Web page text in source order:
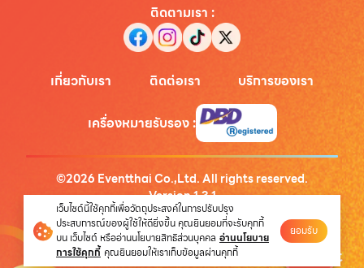
ติดตามเรา :
เกี่ยวกับเรา ติดต่อเรา บริการของเรา
เครื่องหมายรับรอง:
©2026 Eventthai Co.,Ltd. All rights reserved.
Version1.3.1
นโยบายความเป็นส่วนตัว
เว็บไซต์นี้ใช้คุกกี้เพื่อวัตถุประสงค์ในการปรับปรุง
ประสบการณ์ของผู้ใช้ให้ดียิ่งขึ้น คุณยินยอมที่จะรับคุกกี้
บน เว็บไซต์ หรืออ่านนโยบายสิทธิส่วนบุคคล อ่านนโยบาย
การใช้คุกกี้ คุณยินยอมให้เราเก็บข้อมูลผ่านคุกกี้
ยอมรับ